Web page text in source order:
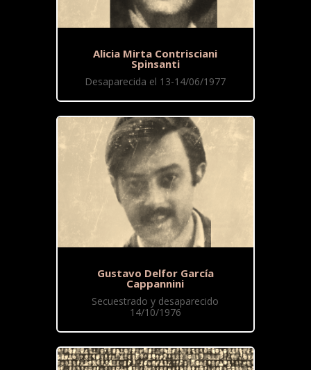
Alicia Mirta Contrisciani
Spinsanti
Desaparecida el 13-14/06/1977
Gustavo Delfor García
Cappannini
Secuestrado y desaparecido
14/10/1976